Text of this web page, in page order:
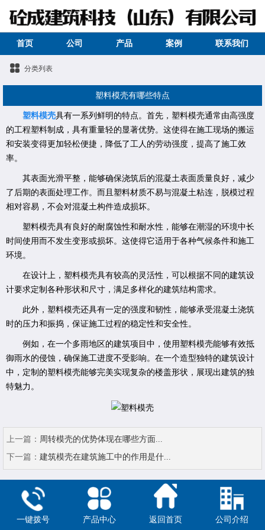
首页 公司 产品 案例 联系我们
分类列表
塑料模壳有哪些特点
塑料模壳具有一系列鲜明的特点。首先，塑料模壳通常由高强度
的工程塑料制成，具有重量轻的显著优势。这使得在施工现场的搬运
和安装变得更加轻松便捷，降低了工人的劳动强度，提高了施工效
率。
其表面光滑平整，能够确保浇筑后的混凝土表面质量良好，减少
了后期的表面处理工作。而且塑料材质不易与混凝土粘连，脱模过程
相对容易，不会对混凝土构件造成损坏。
塑料模壳具有良好的耐腐蚀性和耐水性，能够在潮湿的环境中长
时间使用而不发生变形或损坏。这使得它适用于各种气候条件和施工
环境。
在设计上，塑料模壳具有较高的灵活性，可以根据不同的建筑设
计要求定制各种形状和尺寸，满足多样化的建筑结构需求。
此外，塑料模壳还具有一定的强度和韧性，能够承受混凝土浇筑
时的压力和振捣，保证施工过程的稳定性和安全性。
例如，在一个多雨地区的建筑项目中，使用塑料模壳能够有效抵
御雨水的侵蚀，确保施工进度不受影响。在一个造型独特的建筑设计
中，定制的塑料模壳能够完美实现复杂的楼盖形状，展现出建筑的独
特魅力。
上一篇： 周转模壳的优势体现在哪些方面...
下一篇： 建筑模壳在建筑施工中的作用是什...
一键拨号 产品中心 返回首页 公司介绍